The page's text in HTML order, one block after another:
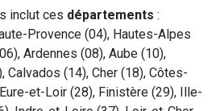
inclut ces départements :
Provence (04), Hautes-Alpes
Ardennes (08), Aube (10),
Calvados (14), Cher (18), Côtes-
Eure-et-Loir (28), Finistère (29), Ille-